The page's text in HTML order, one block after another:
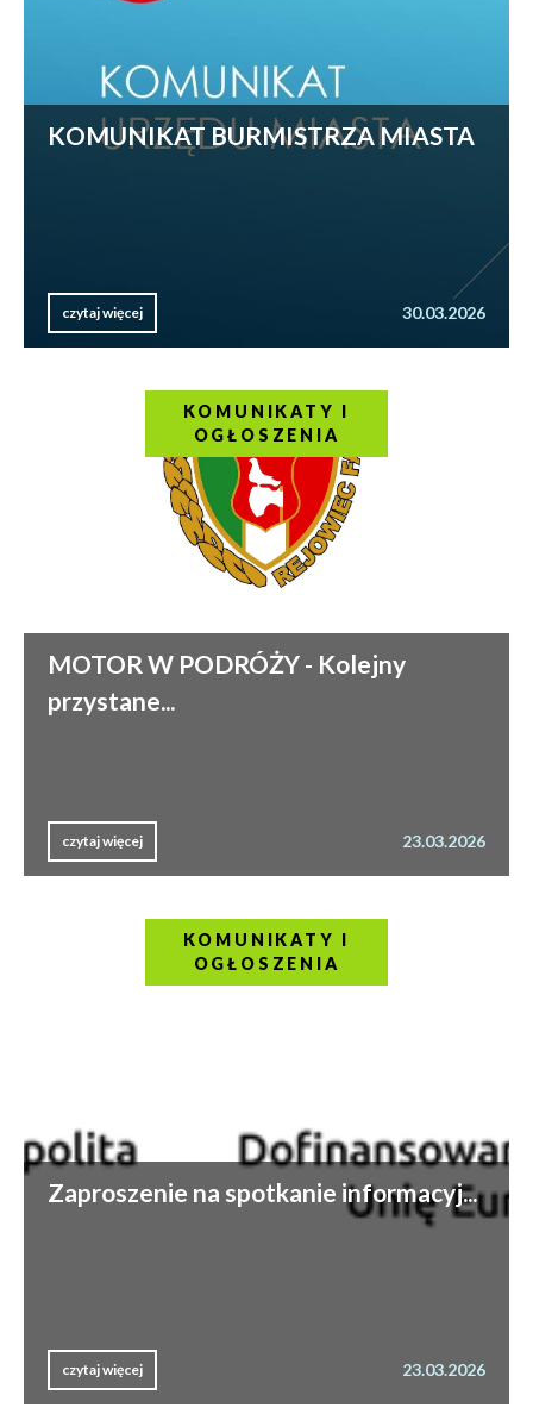
KOMUNIKAT BURMISTRZA MIASTA
czytaj więcej 30.03.2026
KOMUNIKATY I
OGŁOSZENIA
MOTOR W PODRÓŻY - Kolejny
przystane...
czytaj więcej 23.03.2026
KOMUNIKATY I
OGŁOSZENIA
Zaproszenie na spotkanie informacyj...
czytaj więcej 23.03.2026